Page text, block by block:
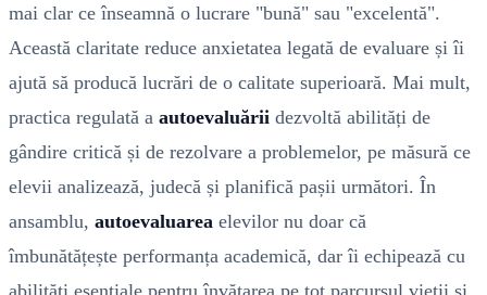
mai clar ce înseamnă o lucrare "bună" sau "excelentă".
Această claritate reduce anxietatea legată de evaluare și îi
ajută să producă lucrări de o calitate superioară. Mai mult,
practica regulată a autoevaluării dezvoltă abilități de
gândire critică și de rezolvare a problemelor, pe măsură ce
elevii analizează, judecă și planifică pașii următori. În
ansamblu, autoevaluarea elevilor nu doar că
îmbunătățește performanța academică, dar îi echipează cu
abilități esențiale pentru învățarea pe tot parcursul vieții și